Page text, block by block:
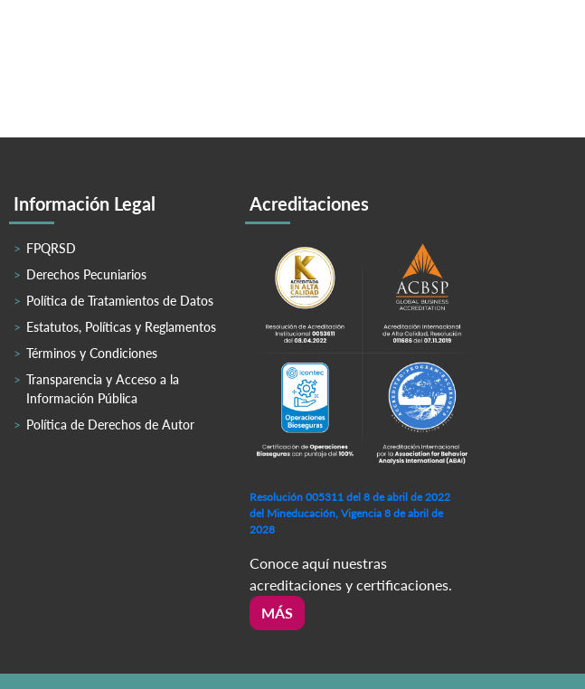
Información Legal
FPQRSD
Derechos Pecuniarios
Política de Tratamientos de Datos
Estatutos, Políticas y Reglamentos
Términos y Condiciones
Transparencia y Acceso a la
Información Pública
Política de Derechos de Autor
Acreditaciones
Resolución 005311 del 8 de abril de 2022
del Mineducación, Vigencia 8 de abril de
2028
Conoce aquí nuestras
acreditaciones y certificaciones.
MÁS